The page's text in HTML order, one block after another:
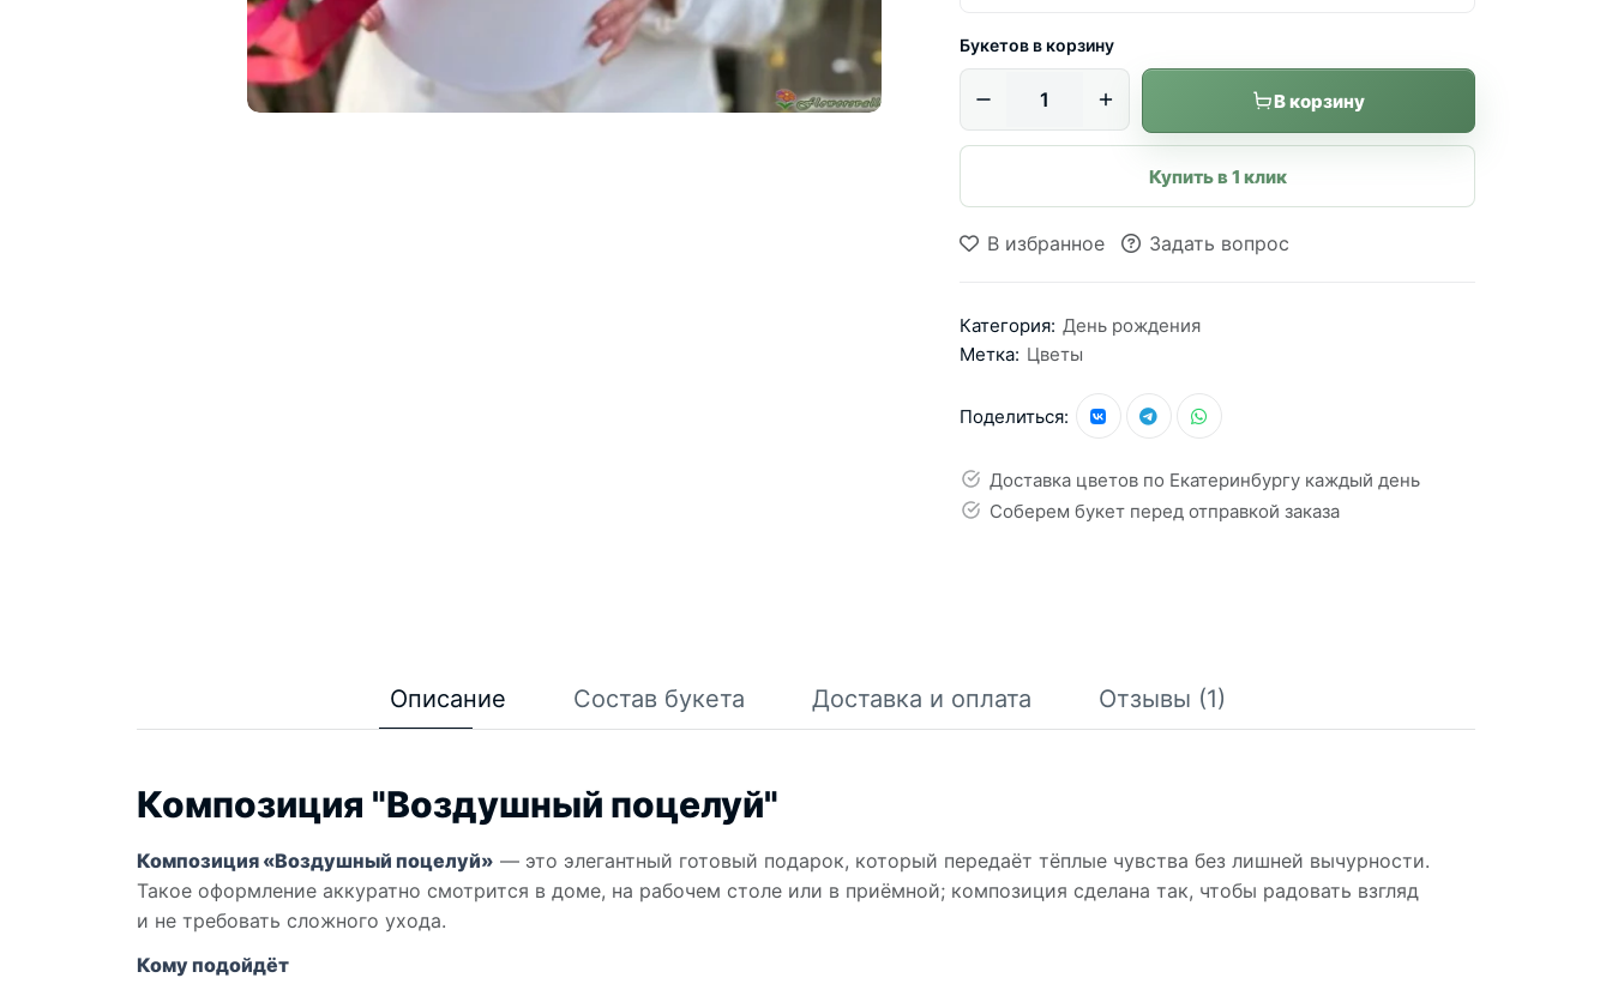
Букетов в корзину
В корзину
Купить в 1 клик
В избранное Задать вопрос
Категория: День рождения
Метка: Цветы
Поделиться:
Доставка цветов по Екатеринбургу каждый день
Соберем букет перед отправкой заказа
Описание Состав букета Доставка и оплата Отзывы (1)
Композиция "Воздушный поцелуй"
Композиция «Воздушный поцелуй» — это элегантный готовый подарок, который передаёт тёплые чувства без лишней вычурности.
Такое оформление аккуратно смотрится в доме, на рабочем столе или в приёмной; композиция сделана так, чтобы радовать взгляд
и не требовать сложного ухода.
Кому подойдёт